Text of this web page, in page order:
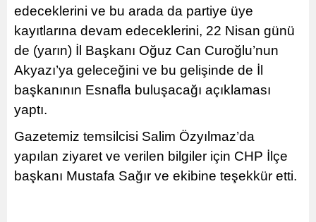
edeceklerini ve bu arada da partiye üye
kayıtlarına devam edeceklerini, 22 Nisan günü
de (yarın) İl Başkanı Oğuz Can Curoğlu’nun
Akyazı’ya geleceğini ve bu gelişinde de İl
başkanının Esnafla buluşacağı açıklaması
yaptı.
Gazetemiz temsilcisi Salim Özyılmaz’da
yapılan ziyaret ve verilen bilgiler için CHP İlçe
başkanı Mustafa Sağır ve ekibine teşekkür etti.